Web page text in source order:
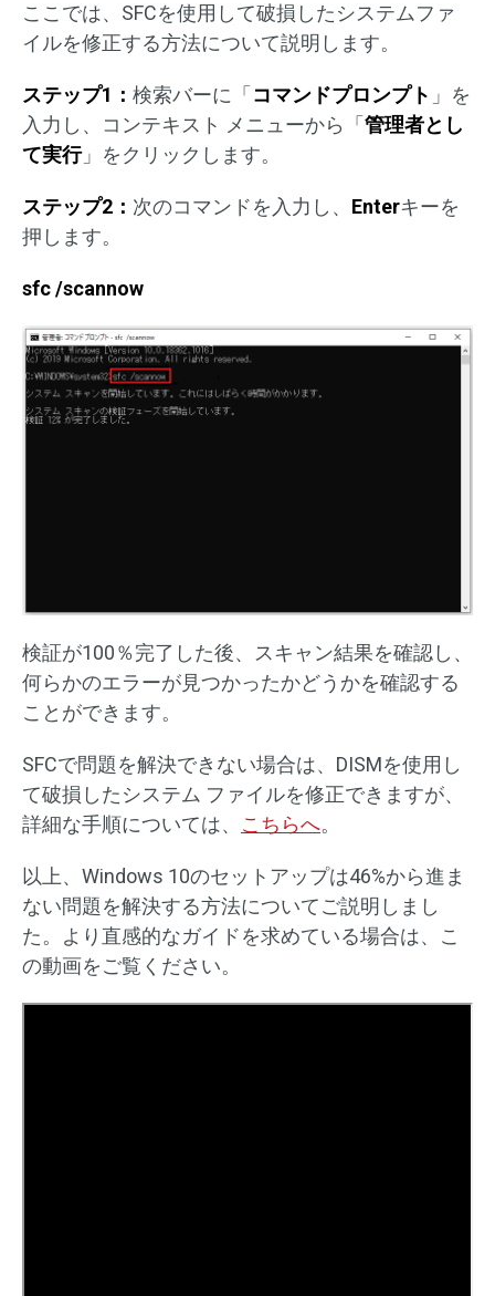
ここでは、SFCを使用して破損したシステムファ
イルを修正する方法について説明します。
ステップ1： 検索バーに「 コマンドプロンプト 」を
入力し、コンテキスト メニューから「 管理者とし
て実行」をクリックします。
ステップ2： 次のコマンドを入力し、 Enterキーを
押します。
sfc /scannow
検証が100％完了した後、スキャン結果を確認し、
何らかのエラーが見つかったかどうかを確認する
ことができます。
SFCで問題を解決できない場合は、DISMを使用し
て破損したシステム ファイルを修正できますが、
詳細な手順については、 こちらへ。
以上、Windows 10のセットアップは46%から進ま
ない問題を解決する方法についてご説明しまし
た。より直感的なガイドを求めている場合は、こ
の動画をご覧ください。